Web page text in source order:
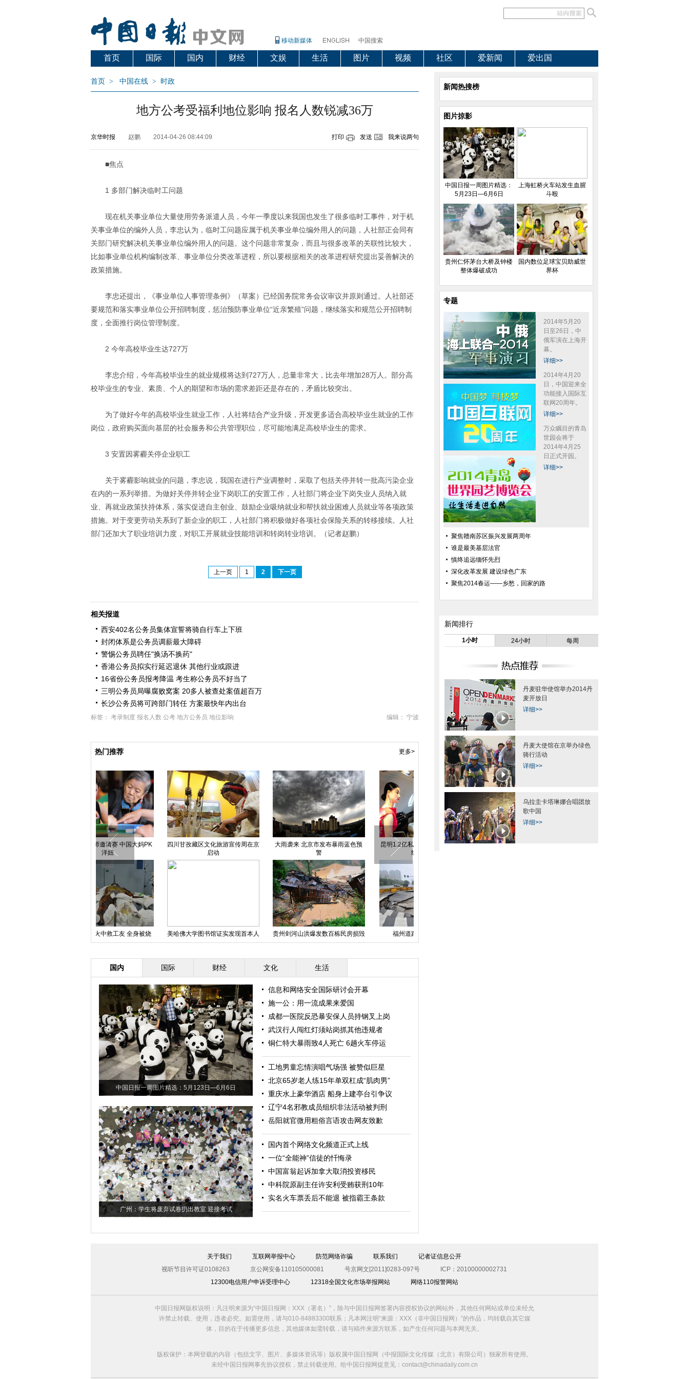
移动新媒体 中国搜索
首页 国际 国内 财经 文娱 生活 图片 视频 社区 爱新闻 爱出国
首页 > 中国在线 > 时政
地方公考受福利地位影响 报名人数锐减36万
京华时报 赵鹏 2014-04-26 08:44:09 打印 发送 我来说两句
■焦点
1 多部门解决临时工问题
现在机关事业单位大量使用劳务派遣人员，今年一季度以来我国也发生了很多临时工事件，对于机
关事业单位的编外人员，李忠认为，临时工问题应属于机关事业单位编外用人的问题，人社部正会同有
关部门研究解决机关事业单位编外用人的问题。这个问题非常复杂，而且与很多改革的关联性比较大，
比如事业单位机构编制改革、事业单位分类改革进程，所以要根据相关的改革进程研究提出妥善解决的
政策措施。
李忠还提出，《事业单位人事管理条例》（草案）已经国务院常务会议审议并原则通过。人社部还
要规范和落实事业单位公开招聘制度，惩治预防事业单位“近亲繁殖”问题，继续落实和规范公开招聘制
度，全面推行岗位管理制度。
2 今年高校毕业生达727万
李忠介绍，今年高校毕业生的就业规模将达到727万人，总量非常大，比去年增加28万人。部分高
校毕业生的专业、素质、个人的期望和市场的需求差距还是存在的，矛盾比较突出。
为了做好今年的高校毕业生就业工作，人社将结合产业升级，开发更多适合高校毕业生就业的工作
岗位，政府购买面向基层的社会服务和公共管理职位，尽可能地满足高校毕业生的需求。
3 安置因雾霾关停企业职工
关于雾霾影响就业的问题，李忠说，我国在进行产业调整时，采取了包括关停并转一批高污染企业
在内的一系列举措。为做好关停并转企业下岗职工的安置工作，人社部门将企业下岗失业人员纳入就
业、再就业政策扶持体系，落实促进自主创业、鼓励企业吸纳就业和帮扶就业困难人员就业等各项政策
措施。对于变更劳动关系到了新企业的职工，人社部门将积极做好各项社会保险关系的转移接续。人社
部门还加大了职业培训力度，对职工开展就业技能培训和转岗转业培训。（记者赵鹏）
上一页 1 2 下一页
相关报道
西安402名公务员集体宣誓将骑自行车上下班
封闭体系是公务员调薪最大障碍
警惕公务员聘任"换汤不换药"
香港公务员拟实行延迟退休 其他行业或跟进
16省份公务员报考降温 考生称公务员不好当了
三明公务员局曝腐败窝案 20多人被查处案值超百万
长沙公务员将可跨部门转任 方案最快年内出台
编辑： 宁波
标签： 考录制度 报名人数 公考 地方公务员 地位影响
热门推荐 更多>
中国日报一周图片精选：5月23日
昆明1.2亿私人飞机开卖 云南富豪
四川：出租车违规变道撞上价值近
中越边境广西防城港交警今起佩枪
福州道路塌陷犹如“天坑”
重庆车展惊现“啦叭车” 周身装音响
造形古怪
今夏西瓜很忙 加拿大艺术家用西
瓜雕刻出惊人头像
国内 国际 财经 文化 生活
中国日报一周图片精选：5月123日—6月6日
广州：学生将废弃试卷扔出教室 迎接考试
信息和网络安全国际研讨会开幕
施一公：用一流成果来爱国
成都一医院反恐暴安保人员持钢叉上岗
武汉行人闯红灯须站岗抓其他违规者
铜仁特大暴雨致4人死亡 6趟火车停运
工地男童忘情演唱气场强 被赞似巨星
北京65岁老人练15年单双杠成“肌肉男”
重庆水上豪华酒店 船身上建亭台引争议
辽宁4名邪教成员组织非法活动被判刑
岳阳就官微用粗俗言语攻击网友致歉
国内首个网络文化频道正式上线
一位“全能神”信徒的忏悔录
中国富翁起诉加拿大取消投资移民
中科院原副主任许安利受贿获刑10年
实名火车票丢后不能退 被指霸王条款
新闻热搜榜
图片掠影
中国日报一周图片精选：
5月23日—6月6日
上海虹桥火车站发生血腥
斗殴
贵州仁怀茅台大桥及钟楼
整体爆破成功
国内数位足球宝贝助威世
界杯
专题
2014年5月20
日至26日，中
俄军演在上海开
幕。
详细>>
2014年4月20
日，中国迎来全
功能接入国际互
联网20周年。
详细>>
万众瞩目的青岛
世园会将于
2014年4月25
日正式开园。
详细>>
聚焦赣南苏区振兴发展两周年
谁是最美基层法官
慎终追远缅怀先烈
深化改革发展 建设绿色广东
聚焦2014春运——乡愁，回家的路
新闻排行
1小时 24小时 每周
丹麦驻华使馆举办2014丹
麦开放日
详细>>
丹麦大使馆在京举办绿色
骑行活动
详细>>
乌拉圭卡塔琳娜合唱团放
歌中国
详细>>
关于我们 互联网举报中心 防范网络诈骗 联系我们
记者证信息公开
视听节目许可证0108263
京公网安备110105000081 号京网文[2011]0283-097号
ICP：20100000002731
12300电信用户申诉受理中心
12318全国文化市场举报网站 网络110报警网站
中国日报网版权说明：凡注明来源为“中国日报网：XXX（署名）”，除与中国日报网签署内容授权协议的网站外，其他任何网站或单位未经允
许禁止转载、使用，违者必究。如需使用，请与010-84883300联系；凡本网注明“来源：XXX（非中国日报网）”的作品，均转载自其它媒
体，目的在于传播更多信息，其他媒体如需转载，请与稿件来源方联系，如产生任何问题与本网无关。
版权保护：本网登载的内容（包括文字、图片、多媒体资讯等）版权属中国日报网（中报国际文化传媒（北京）有限公司）独家所有使用。
未经中国日报网事先协议授权，禁止转载使用。给中国日报网提意见：contact@chinadaily.com.cn